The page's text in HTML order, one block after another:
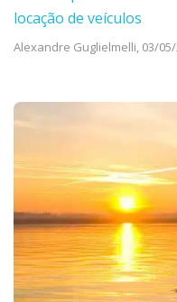
locação de veículos
Alexandre Guglielmelli, 03/